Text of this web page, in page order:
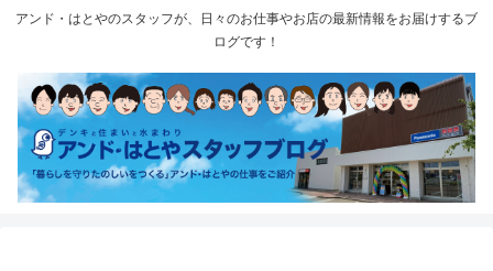
アンド・はとやのスタッフが、日々のお仕事やお店の最新情報をお届けするブ
ログです！